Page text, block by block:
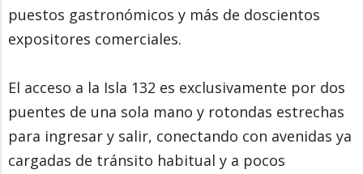
puestos gastronómicos y más de doscientos
expositores comerciales.
El acceso a la Isla 132 es exclusivamente por dos
puentes de una sola mano y rotondas estrechas
para ingresar y salir, conectando con avenidas ya
cargadas de tránsito habitual y a pocos